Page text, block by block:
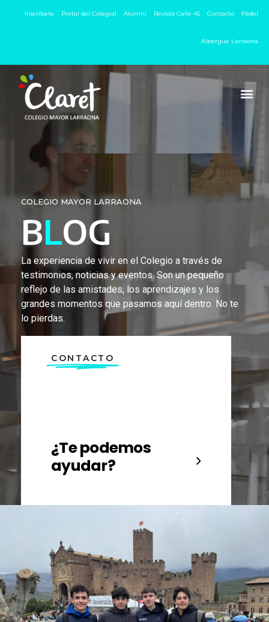
Inscríbete Portal del Colegial Alumni Revista Calle 45 Contacto Pádel
Albergue Larraona
COLEGIO MAYOR LARRAONA
BLOG
La experiencia de vivir en el Colegio a través de
testimonios, noticias y eventos. Son un pequeño
reflejo de las amistades, los aprendizajes y los
grandes momentos que pasamos aquí dentro. No te
lo pierdas.
CONTACTO
¿Te podemos
ayudar?